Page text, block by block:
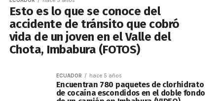
Esto es lo que se conoce del
accidente de tránsito que cobró
vida de un joven en el Valle del
Chota, Imbabura (FOTOS)
ECUADOR hace 5 años
Encuentran 780 paquetes de clorhidrato
de cocaína escondidos en el doble fondo